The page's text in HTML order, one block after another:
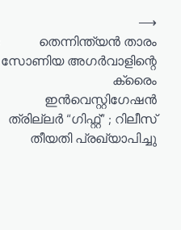
തെന്നിന്ത്യൻ താരം
സോണിയ അഗർവാളിന്റെ
ക്രൈം
ഇൻവെസ്റ്റിഗേഷൻ
ത്രില്ലർ “ഗിഫ്റ്റ്” ; റിലീസ്
തീയതി പ്രഖ്യാപിച്ചു
⟶